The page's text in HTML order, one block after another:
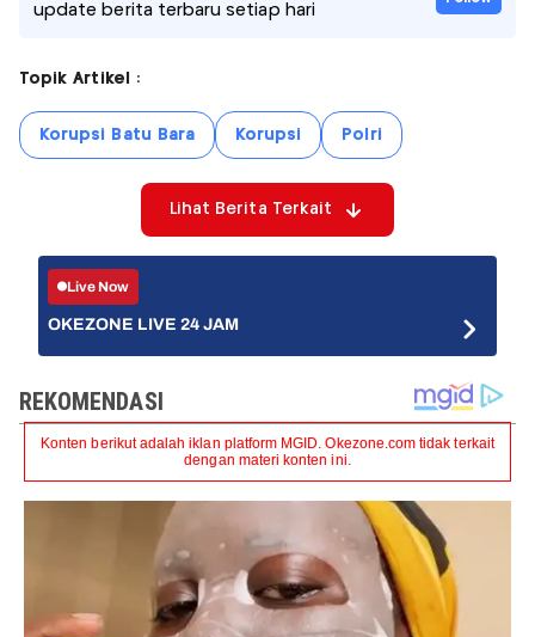
update berita terbaru setiap hari
Topik Artikel :
Korupsi Batu Bara Korupsi Polri
Lihat Berita Terkait
Live Now
OKEZONE LIVE 24 JAM